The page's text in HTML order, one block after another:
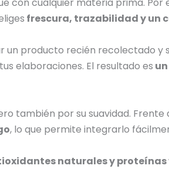
con cualquier materia prima. Por
frescura, trazabilidad y un
un producto recién recolectado y
elaboraciones. El resultado es
también por su suavidad. Frente
, lo que permite integrarlo
naturales y